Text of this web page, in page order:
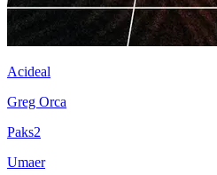
Acideal
Greg Orca
Paks2
Umaer